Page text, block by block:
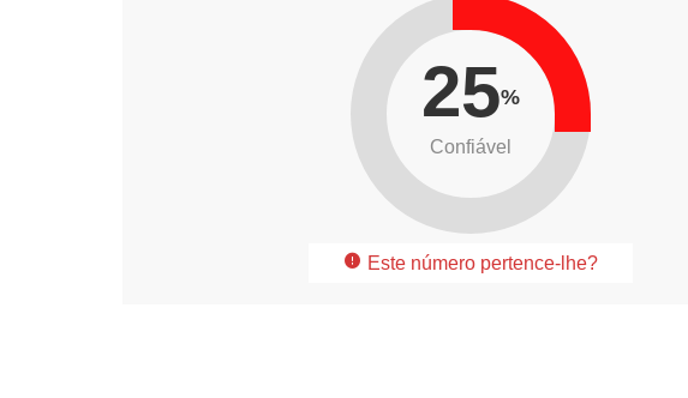
25%
Confiável
Este número pertence-lhe?